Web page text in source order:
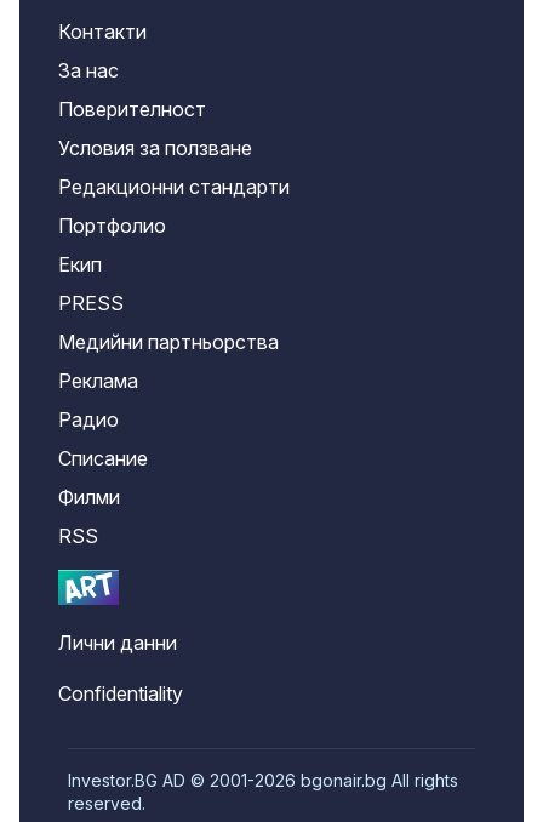
Контакти
За нас
Поверителност
Условия за ползване
Редакционни стандарти
Портфолио
Екип
PRESS
Медийни партньорства
Реклама
Радио
Списание
Филми
RSS
Лични данни
Confidentiality
Investor.BG AD © 2001-2026 bgonair.bg All rights
reserved.